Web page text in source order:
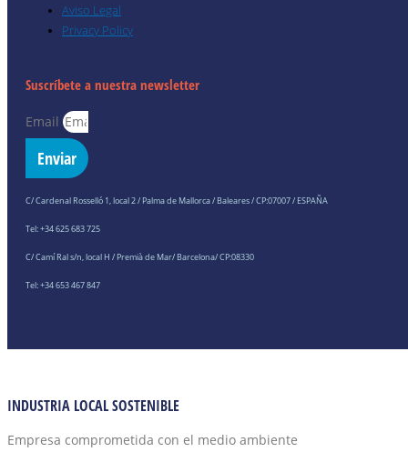
Aviso Legal
Privacy Policy
Suscríbete a nuestra newsletter
Email
Enviar
C/ Cardenal Rosselló 1, local 2 / Palma de Mallorca / Baleares / CP:07007 / ESPAÑA
Tel: +34 625 683 725
C/ Camí Ral s/n, local H / Premià de Mar/ Barcelona/ CP:08330
Tel: +34 653 467 847
INDUSTRIA LOCAL SOSTENIBLE
Empresa comprometida con el medio ambiente